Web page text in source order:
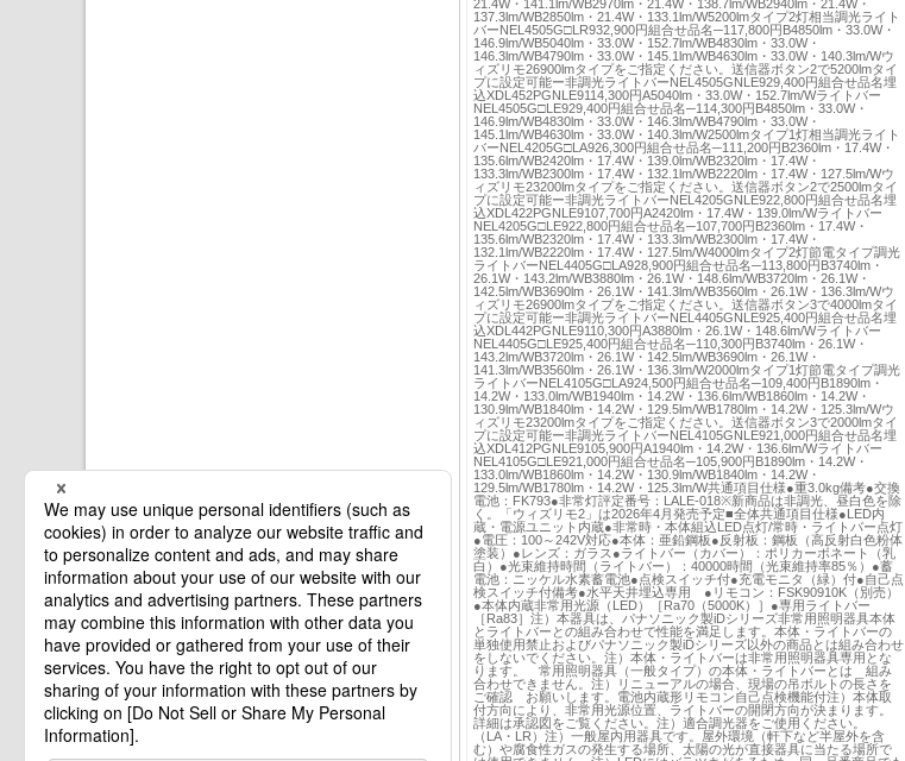
21.4W・141.1lm/WB2970lm・21.4W・138.7lm/WB2940lm・21.4W・
137.3lm/WB2850lm・21.4W・133.1lm/W5200lmタイプ2灯相当調光ライト
バーNEL4505G□LR932,900円組合せ品名─117,800円B4850lm・33.0W・
146.9lm/WB5040lm・33.0W・152.7lm/WB4830lm・33.0W・
146.3lm/WB4790lm・33.0W・145.1lm/WB4630lm・33.0W・140.3lm/Wウ
ィズリモ26900lmタイプをご指定ください。送信器ボタン2で5200lmタイ
プに設定可能ー非調光ライトバーNEL4505GNLE929,400円組合せ品名埋
込XDL452PGNLE9114,300円A5040lm・33.0W・152.7lm/Wライトバー
NEL4505G□LE929,400円組合せ品名─114,300円B4850lm・33.0W・
146.9lm/WB4830lm・33.0W・146.3lm/WB4790lm・33.0W・
145.1lm/WB4630lm・33.0W・140.3lm/W2500lmタイプ1灯相当調光ライト
バーNEL4205G□LA926,300円組合せ品名─111,200円B2360lm・17.4W・
135.6lm/WB2420lm・17.4W・139.0lm/WB2320lm・17.4W・
133.3lm/WB2300lm・17.4W・132.1lm/WB2220lm・17.4W・127.5lm/Wウ
ィズリモ23200lmタイプをご指定ください。送信器ボタン2で2500lmタイ
プに設定可能ー非調光ライトバーNEL4205GNLE922,800円組合せ品名埋
込XDL422PGNLE9107,700円A2420lm・17.4W・139.0lm/Wライトバー
NEL4205G□LE922,800円組合せ品名─107,700円B2360lm・17.4W・
135.6lm/WB2320lm・17.4W・133.3lm/WB2300lm・17.4W・
132.1lm/WB2220lm・17.4W・127.5lm/W4000lmタイプ2灯節電タイプ調光
ライトバーNEL4405G□LA928,900円組合せ品名─113,800円B3740lm・
26.1W・143.2lm/WB3880lm・26.1W・148.6lm/WB3720lm・26.1W・
142.5lm/WB3690lm・26.1W・141.3lm/WB3560lm・26.1W・136.3lm/Wウ
ィズリモ26900lmタイプをご指定ください。送信器ボタン3で4000lmタイ
プに設定可能ー非調光ライトバーNEL4405GNLE925,400円組合せ品名埋
込XDL442PGNLE9110,300円A3880lm・26.1W・148.6lm/Wライトバー
NEL4405G□LE925,400円組合せ品名─110,300円B3740lm・26.1W・
143.2lm/WB3720lm・26.1W・142.5lm/WB3690lm・26.1W・
141.3lm/WB3560lm・26.1W・136.3lm/W2000lmタイプ1灯節電タイプ調光
ライトバーNEL4105G□LA924,500円組合せ品名─109,400円B1890lm・
14.2W・133.0lm/WB1940lm・14.2W・136.6lm/WB1860lm・14.2W・
130.9lm/WB1840lm・14.2W・129.5lm/WB1780lm・14.2W・125.3lm/Wウ
ィズリモ23200lmタイプをご指定ください。送信器ボタン3で2000lmタイ
プに設定可能ー非調光ライトバーNEL4105GNLE921,000円組合せ品名埋
込XDL412PGNLE9105,900円A1940lm・14.2W・136.6lm/Wライトバー
NEL4105G□LE921,000円組合せ品名─105,900円B1890lm・14.2W・
133.0lm/WB1860lm・14.2W・130.9lm/WB1840lm・14.2W・
129.5lm/WB1780lm・14.2W・125.3lm/W共通項目仕様●重3.0kg備考●交換
電池：FK793●非常灯評定番号：LALE-018※新商品は非調光、昼白色を除
く。「ウィズリモ2」は2026年4月発売予定■全体共通項目仕様●LED内
蔵・電源ユニット内蔵●非常時・本体組込LED点灯/常時・ライトバー点灯
●電圧：100～242V対応●本体：亜鉛鋼板●反射板：鋼板（高反射白色粉体
塗装）●レンズ：ガラス●ライトバー（カバー）：ポリカーボネート（乳
白）●光束維持時間（ライトバー）：40000時間（光束維持率85％）●蓄
電池：ニッケル水素蓄電池●点検スイッチ付●充電モニタ（緑）付●自己点
検スイッチ付備考●水平天井埋込専用 ●リモコン：FSK90910K（別売）
●本体内蔵非常用光源（LED）［Ra70（5000K）］●専用ライトバー
［Ra83］注）本器具は、パナソニック製iDシリーズ非常用照明器具本体
とライトバーとの組み合わせで性能を満足します。本体・ライトバーの
単独使用禁止およびパナソニック製iDシリーズ以外の商品とは組み合わせ
をしないでください。注）本体・ライトバーは非常用照明器具専用とな
ります。 常用照明器具（一般タイプ）の本体・ライトバーとは 組み
合わせできません。注）リニューアルの場合、現場の吊ボルトの長さを
ご確認 お願いします。電池内蔵形リモコン自己点検機能付注）本体取
付方向により、非常用光源位置、ライトバーの開閉方向が決まります。
詳細は承認図をご覧ください。注）適合調光器をご使用ください。
（LA・LR）注）一般屋内用器具です。屋外環境（軒下など半屋外を含
む）や腐食性ガスの発生する場所、太陽の光が直接器具に当たる場所で